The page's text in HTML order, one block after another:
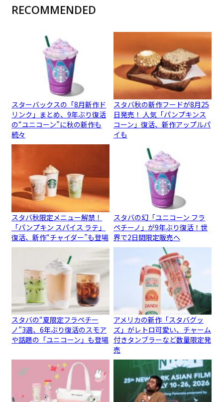
RECOMMENDED
スターバックスの「8月新作ド
リンク」まとめ、9年ぶり復活
の“ユニコーン”に秋の新作も
続々
スタバ秋の新作フードが8月25
日発売！ 人気「パンプキンス
コーン」復活、新作アップルパ
イも
スタバ秋限定メニュー解禁！
「パンプキン スパイス ラテ」
復活、新作“チャイダー”も登場
スタバの幻「ユニコーン フラ
ペチーノ」が9年ぶり復活！世
界で2日間限定販売へ
スタバの“夏限定フラペチー
ノ”3選、6年ぶり復活のスモア
や話題の「ユニコーン」も登場
アメリカの新作「スタバグッ
ズ」がレトロ可愛い、チャーム
付きタンブラーなど数量限定発
売